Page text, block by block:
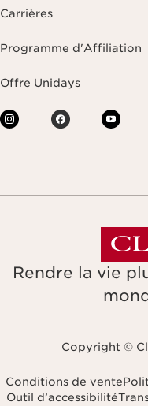
Carrières
Programme d'Affiliation
Offre Unidays
Rendre la vie
Copyright ©
Conditions de vente
Outil d’accessibilité